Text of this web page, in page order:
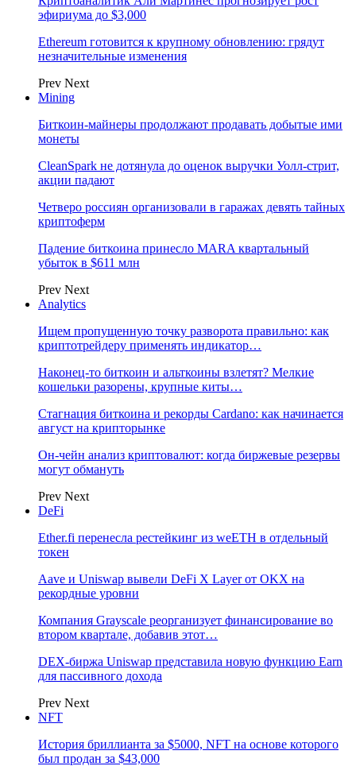
эфириума до $3,000
Ethereum готовится к крупному обновлению: грядут
незначительные изменения
Prev Next
Mining
Биткоин-майнеры продолжают продавать добытые ими
монеты
CleanSpark не дотянула до оценок выручки Уолл-стрит,
акции падают
Четверо россиян организовали в гаражах девять тайных
криптоферм
Падение биткоина принесло MARA квартальный
убыток в $611 млн
Prev Next
Analytics
Ищем пропущенную точку разворота правильно: как
криптотрейдеру применять индикатор…
Наконец-то биткоин и альткоины взлетят? Мелкие
кошельки разорены, крупные киты…
Стагнация биткоина и рекорды Cardano: как начинается
август на крипторынке
Он-чейн анализ криптовалют: когда биржевые резервы
могут обмануть
Prev Next
DeFi
Ether.fi перенесла рестейкинг из weETH в отдельный
токен
Aave и Uniswap вывели DeFi X Layer от OKX на
рекордные уровни
Компания Grayscale реорганизует финансирование во
втором квартале, добавив этот…
DEX-биржа Uniswap представила новую функцию Earn
для пассивного дохода
Prev Next
NFT
История бриллианта за $5000, NFT на основе которого
был продан за $43,000